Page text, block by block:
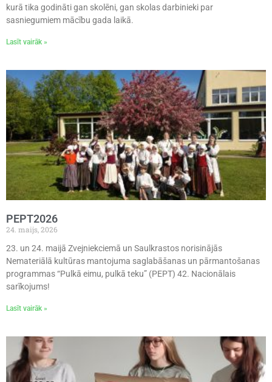
kurā tika godināti gan skolēni, gan skolas darbinieki par
sasniegumiem mācību gada laikā.
Lasīt vairāk »
PEPT2026
24. maijs, 2026
23. un 24. maijā Zvejniekciemā un Saulkrastos norisinājās
Nemateriālā kultūras mantojuma saglabāšanas un pārmantošanas
programmas “Pulkā eimu, pulkā teku” (PEPT) 42. Nacionālais
sarīkojums!
Lasīt vairāk »